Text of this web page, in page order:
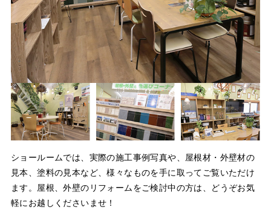
ショールームでは、実際の施工事例写真や、屋根材・外壁材の
見本、塗料の見本など、様々なものを手に取ってご覧いただけ
ます。屋根、外壁のリフォームをご検討中の方は、どうぞお気
軽にお越しくださいませ！